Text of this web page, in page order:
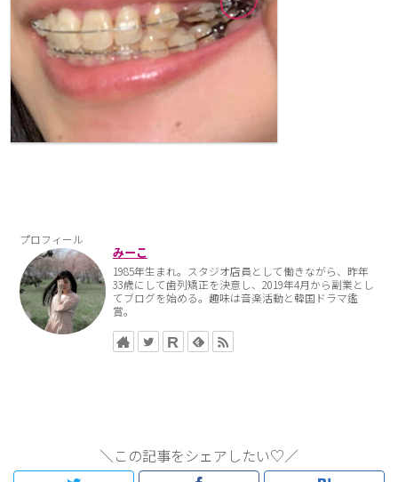
プロフィール
みーこ
1985年生まれ。スタジオ店員として働きながら、昨年
33歳にして歯列矯正を決意し、2019年4月から副業とし
てブログを始める。趣味は音楽活動と韓国ドラマ鑑
賞。
＼この記事をシェアしたい♡／